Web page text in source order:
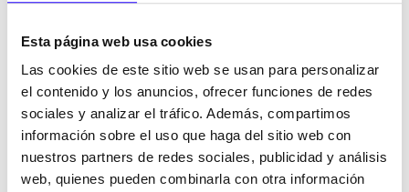
Esta página web usa cookies
Las cookies de este sitio web se usan para personalizar
el contenido y los anuncios, ofrecer funciones de redes
sociales y analizar el tráfico. Además, compartimos
información sobre el uso que haga del sitio web con
nuestros partners de redes sociales, publicidad y análisis
web, quienes pueden combinarla con otra información
Si te decides por hacerlo tú mismo, estas son algunas de
lasfuentes y medidas de las que puedes valertepara
realizar tu estudio de mercado.